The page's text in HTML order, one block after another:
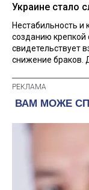
Украине стало
Нестабильность и
созданию крепкой
свидетельствует
снижение браков.